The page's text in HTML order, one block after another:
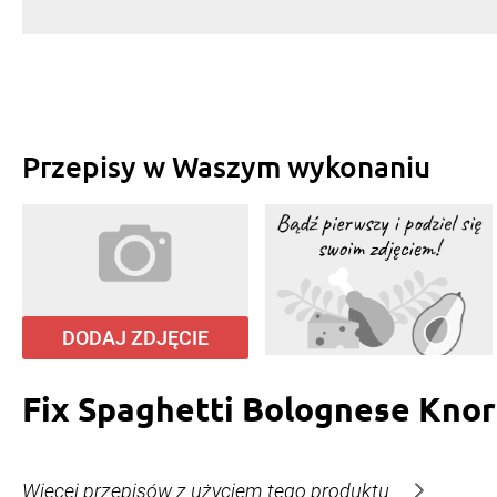
Przepisy w Waszym wykonaniu
DODAJ ZDJĘCIE
Fix Spaghetti Bolognese
Więcej przepisów z użyciem tego produktu